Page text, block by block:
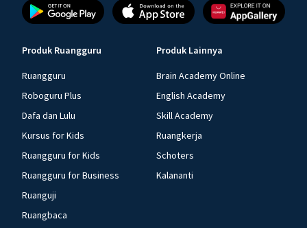
Produk Ruangguru
Ruangguru
Roboguru Plus
Dafa dan Lulu
Kursus for Kids
Ruangguru for Kids
Ruangguru for Business
Ruanguji
Ruangbaca
Produk Lainnya
Brain Academy Online
English Academy
Skill Academy
Ruangkerja
Schoters
Kalananti